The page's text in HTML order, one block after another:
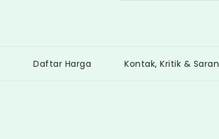
Daftar Harga Kontak, Kritik & Saran